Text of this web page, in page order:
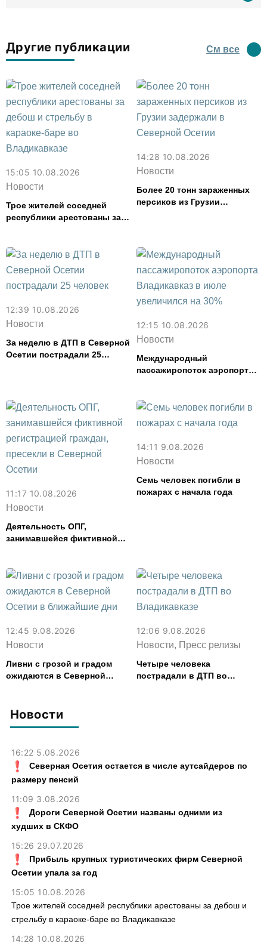
Новости
16:22 5.08.2026
Северная Осетия остается в числе аутсайдеров по
размеру пенсий
11:09 3.08.2026
Дороги Северной Осетии названы одними из
худших в СКФО
15:26 29.07.2026
Прибыль крупных туристических фирм Северной
Осетии упала за год
15:05 10.08.2026
Трое жителей соседней республики арестованы за дебош и
стрельбу в караоке-баре во Владикавказе
14:28 10.08.2026
Другие публикации См все
15:05 10.08.2026
Новости
Трое жителей соседней
республики арестованы за
14:28 10.08.2026
Новости
Более 20 тонн зараженных
персиков из Грузии
12:39 10.08.2026
Новости
За неделю в ДТП в Северной
Осетии пострадали 25
12:15 10.08.2026
Новости
Международный
пассажиропоток аэропорта
11:17 10.08.2026
Новости
Деятельность ОПГ,
занимавшейся фиктивной
14:11 9.08.2026
Новости
Семь человек погибли в
пожарах с начала года
12:45 9.08.2026
Новости
Ливни с грозой и градом
ожидаются в Северной
12:06 9.08.2026
Новости, Пресс релизы
Четыре человека
пострадали в ДТП во